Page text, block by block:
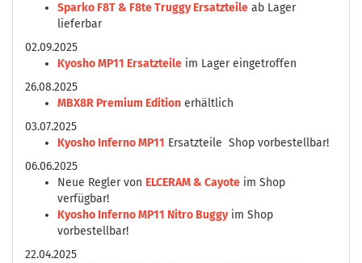
Sparko F8T & F8te Truggy Ersatzteile ab Lager
lieferbar
02.09.2025
Kyosho MP11 Ersatzteile im Lager eingetroffen
26.08.2025
MBX8R Premium Edition erhältlich
03.07.2025
Kyosho Inferno MP11 Ersatzteile Shop vorbestellbar!
06.06.2025
Neue Regler von ELCERAM & Cayote im Shop
verfügbar!
Kyosho Inferno MP11 Nitro Buggyim Shop
vorbestellbar!
22.04.2025